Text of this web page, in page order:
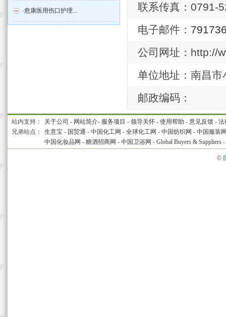
联系传真：0791-
电子邮件：
公司网址：http://
单位地址：南昌
邮政编码：
·愈康医用伤口护理...
站内支持： 关于公司 - 网站简介- 服务项目 - 领导关怀 - 使用帮助 - 意见反馈 - 法
兄弟站点：
生意宝 - 国贸通 - 中国化工网 - 全球化工网 - 中国纺织网 - 中国服装
中国化妆品网 - 糖酒招商网 - 中国卫浴网 - Global Buyers & Suppliers -
©